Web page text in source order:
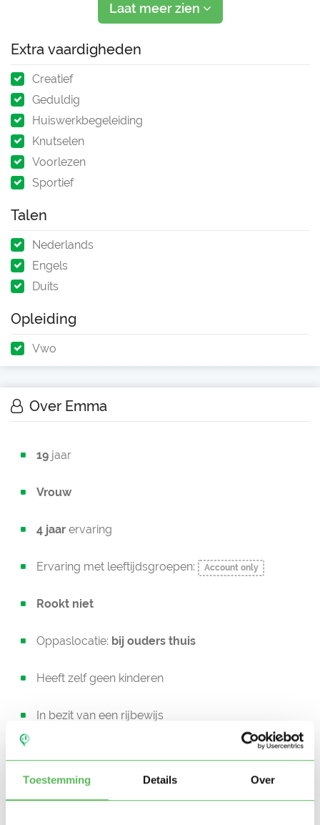
Toestemming Details Over
animatiewerk doe. Dus kinderen vermaken k
Laat meer zien
Extra vaardigheden
Creatief
Geduldig
Huiswerkbegeleiding
Knutselen
Voorlezen
Sportief
Talen
Nederlands
Engels
Duits
Opleiding
Vwo
Over Emma
19 jaar
Vrouw
4 jaar ervaring
Ervaring met leeftijdsgroepen: Account only
Rookt niet
Oppaslocatie: bij ouders thuis
Heeft zelf geen kinderen
In bezit van een rijbewijs
Beschikbaar vanaf: